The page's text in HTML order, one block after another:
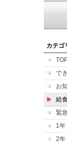
カテゴ
で
お
給
緊
1年
2年